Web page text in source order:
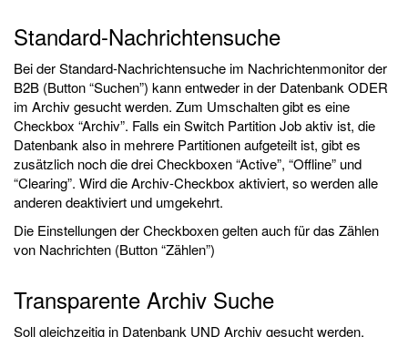
Standard-Nachrichtensuche
Bei der Standard-Nachrichtensuche im Nachrichtenmonitor der
B2B (Button “Suchen”) kann entweder in der Datenbank ODER
im Archiv gesucht werden. Zum Umschalten gibt es eine
Checkbox “Archiv”. Falls ein Switch Partition Job aktiv ist, die
Datenbank also in mehrere Partitionen aufgeteilt ist, gibt es
zusätzlich noch die drei Checkboxen “Active”, “Offline” und
“Clearing”. Wird die Archiv-Checkbox aktiviert, so werden alle
anderen deaktiviert und umgekehrt.
Die Einstellungen der Checkboxen gelten auch für das Zählen
von Nachrichten (Button “Zählen”)
Transparente Archiv Suche
Soll gleichzeitig in Datenbank UND Archiv gesucht werden,